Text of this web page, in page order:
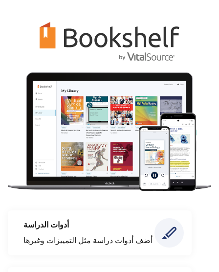
أدوات الدراسة
أضف أدوات دراسة مثل التمييزات وغيرها